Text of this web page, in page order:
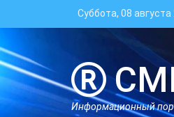
Суббота, 08 августа
Информационный